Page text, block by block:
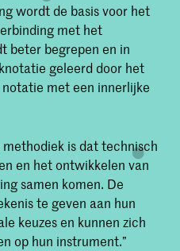
wordt de basis voor het
met het
beter begrepen en in
geleerd door het
met een innerlijke
is dat technisch
en het ontwikkelen van
samen komen. De
te geven aan hun
keuzes en kunnen zich
op hun instrument.”